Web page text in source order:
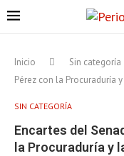
Inicio Sin categoría
Pérez con la Procuraduría
SIN CATEGORÍA
Encartes del
la Procuraduría y